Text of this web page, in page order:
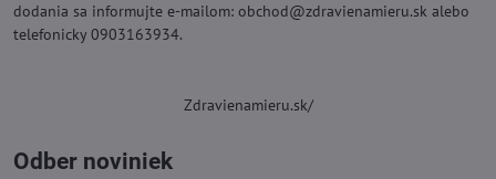
dodania sa informujte e-mailom: obchod@zdravienamieru.sk alebo
telefonicky 0903163934.
Zdravienamieru.sk/
Odber noviniek